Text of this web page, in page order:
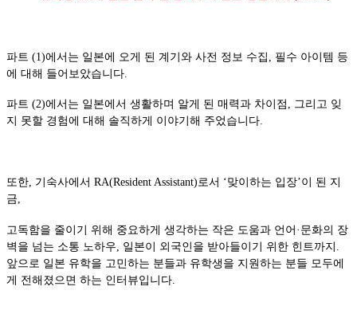
파트 (1)에서는 일본에 오게 된 계기와 사전 정보 수집, 필수 아이템 등
에 대해 들어보았습니다.
파트 (2)에서는 일본에서 생활하며 알게 된 매력과 차이점, 그리고 잊
지 못할 경험에 대해 솔직하게 이야기해 주었습니다.
또한, 기숙사에서 RA(Resident Assistant)로서 ‘맞이하는 입장’이 된 지
금,
고독함을 줄이기 위해 중요하게 생각하는 작은 도움과 언어·문화의 장
벽을 넘는 소통 노하우, 일본이 외국인을 받아들이기 위한 힌트까지.
앞으로 일본 유학을 고민하는 분들과 유학생을 지원하는 분들 모두에
게 전해졌으면 하는 인터뷰입니다.